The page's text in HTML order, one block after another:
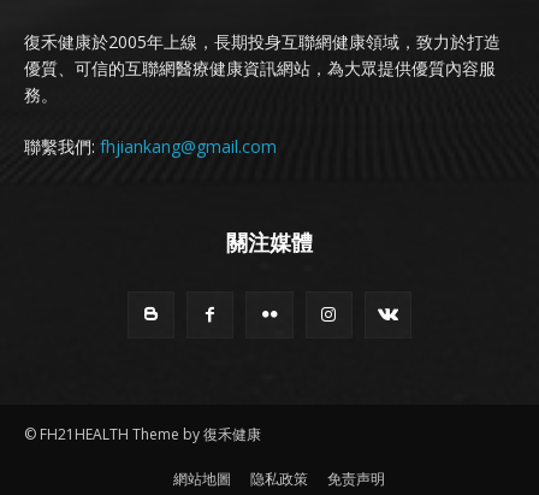
復禾健康於2005年上線，長期投身互聯網健康領域，致力於打造
優質、可信的互聯網醫療健康資訊網站，為大眾提供優質內容服
務。
聯繫我們: fhjiankang@gmail.com
關注媒體
© FH21HEALTH Theme by 復禾健康
網站地圖 隐私政策 免责声明